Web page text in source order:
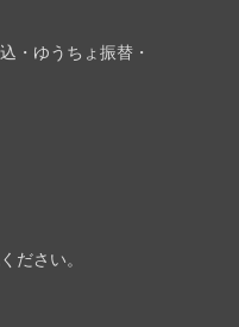
・ゆうちょ振替・
ださい。